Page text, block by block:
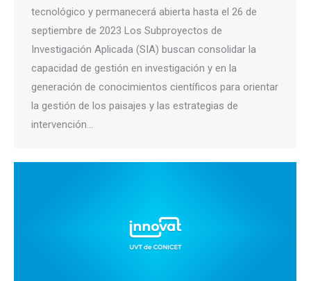
tecnológico y permanecerá abierta hasta el 26 de
septiembre de 2023 Los Subproyectos de
Investigación Aplicada (SIA) buscan consolidar la
capacidad de gestión en investigación y en la
generación de conocimientos científicos para orientar
la gestión de los paisajes y las estrategias de
intervención…